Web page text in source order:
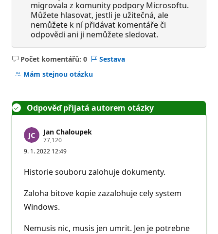
migrovala z komunity podpory Microsoftu.
Můžete hlasovat, jestli je užitečná, ale
nemůžete k ní přidávat komentáře či
odpovědi ani ji nemůžete sledovat.
Počet komentářů: 0
Žádné
komentáře
Sestava
Mám stejnou otázku
Odpověď přijatá autorem otázky
Jan Chaloupek
77,120R
p
t
a
n
í
y
9. 1. 2022 12:49
Historie souboru zalohuje dokumenty.
Zaloha bitove kopie zazalohuje cely system
Windows.
Nemusis nic, musis jen umrit. Jen je potrebne